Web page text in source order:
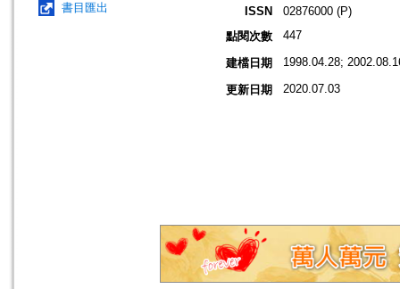
書目匯出 ISSN
02876000 (P)
點閱次數
447
建檔日期 1998.04.28;
更新日期 2020.07.03